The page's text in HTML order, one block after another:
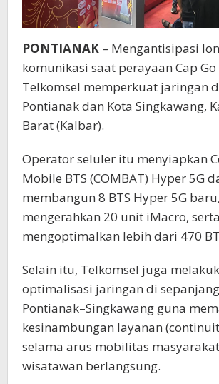
PONTIANAK – Mengantisipasi
komunikasi saat perayaan Cap Go
Telkomsel memperkuat jaringan
Pontianak dan Kota Singkawang,
Barat (Kalbar).
Operator seluler itu menyiapkan
Mobile BTS (COMBAT) Hyper 5G
membangun 8 BTS Hyper 5G baru,
mengerahkan 20 unit iMacro, serta
mengoptimalkan lebih dari 470
Selain itu, Telkomsel juga
optimalisasi jaringan di
Pontianak–Singkawang guna
kesinambungan layanan
selama arus mobilitas
wisatawan berlangsung.